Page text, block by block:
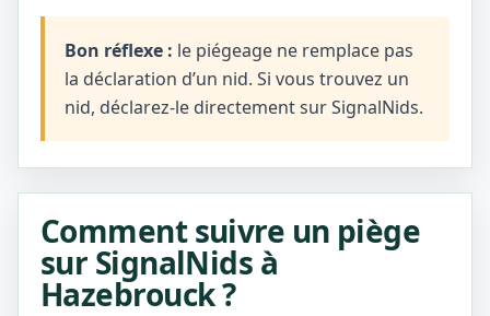
Bon réflexe : le piégeage ne remplace pas
la déclaration d’un nid. Si vous trouvez un
nid, déclarez-le directement sur SignalNids.
Comment suivre un piège
sur SignalNids à
Hazebrouck ?